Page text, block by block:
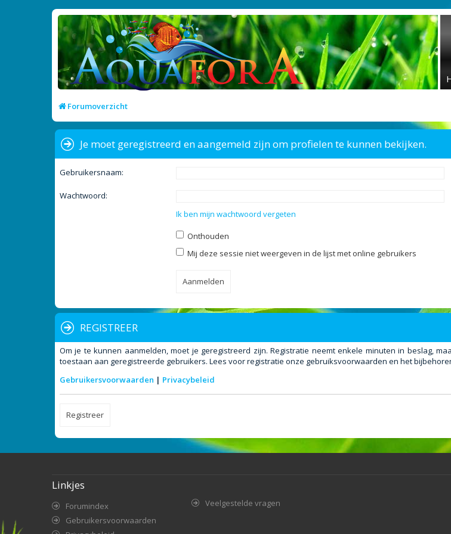
Forumoverzicht
Je moet geregistreerd en aangemeld zijn om profielen te kunnen bekijken.
Gebruikersnaam:
Wachtwoord:
Ik ben mijn wachtwoord vergeten
Onthouden
Mij deze sessie niet weergeven in de lijst met online gebruikers
REGISTREER
Om je te kunnen aanmelden, moet je geregistreerd zijn. Registratie neemt enkele minuten in beslag,
toestaan aan geregistreerde gebruikers. Lees voor registratie onze gebruiksvoorwaarden en het
Gebruikersvoorwaarden | Privacybeleid
Registreer
Linkjes
Forumindex
Gebruikersvoorwaarden
Veelgestelde vragen